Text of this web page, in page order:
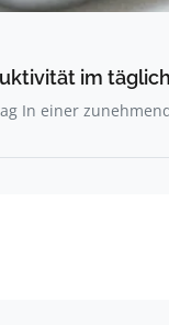
im
In einer